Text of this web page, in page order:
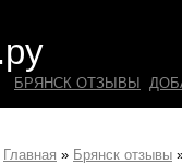
БРЯНСК ОТЗЫВЫ
Главная » Брянск отзывы